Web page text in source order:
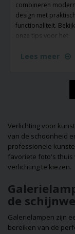
combineren modern
design met
functionaliteit. Bekijk
onze tips voor het
lampen in je interieur
Lees meer
Verlichting voor
van de schoonheid
professionele
favoriete foto's thuis
verlichting te kiezen.
de
Galerielampen zijn
bereiken van de